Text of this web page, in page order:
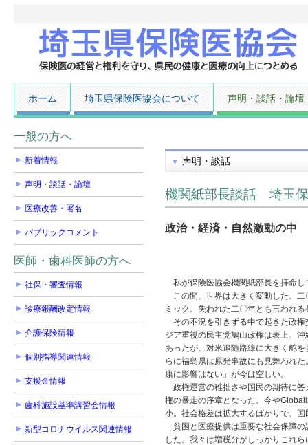
ホーム 埼玉県保険医協会について 声明・談話・論壇
声明・談話
機関紙部長談話 埼玉
政治・経済・自然激動の中
私が保険医協会機関紙部長を拝命し
この間、世界は大きく変動した。二
ミック。失われた二〇年とも言われ
その不況を引きずる中で起きた政権
ジア重視の民主党鳩山政権は表上、
あったが、対米追随路線に大きく舵
らに福島県は原発事故にも見舞われ
康に影響はない」が今は空しい。
政権運営の稚拙さや国民の期待に答
権の暴走の序章となった。今や
小。社会格差は拡大するばかりで、
貧困と医療提供は重要な社会保障の
した。我々は増税分がしっかりこれ
一般の方へ
新着情報
声明・談話・論壇
医療改善・署名
パブリックコメント
医師・歯科医師の方へ
社保・審査情報
診療報酬改定情報
介護保険情報
個別指導関連情報
支援金情報
歯科施設基準講習会情報
新型コロナウイルス関連情報